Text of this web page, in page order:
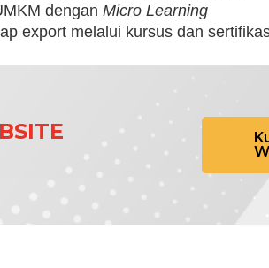
dengan Micro Learning
export melalui kursus dan